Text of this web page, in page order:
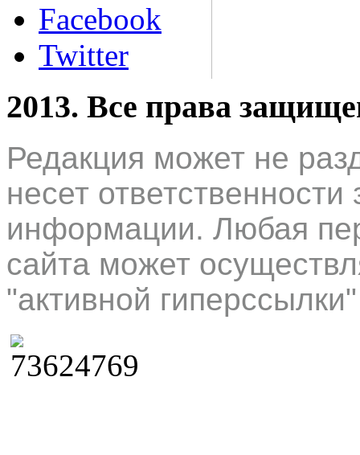
Facebook
Twitter
2013. Все права
Редакция может не
несет
информации. Любая
сайта может
"активной